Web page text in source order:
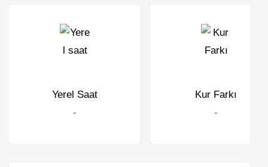
Yerel Saat
-
Kur Farkı
-